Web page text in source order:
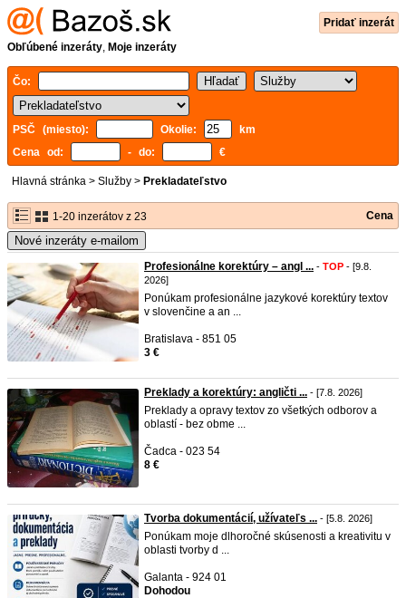
Pridať inzerát
Obľúbené inzeráty, Moje inzeráty
Čo:
PSČ (miesto): Okolie:
km
Cena od:
- do: €
Hlavná stránka > Služby > Prekladateľstvo
1-20 inzerátov z 23 Cena
Nové inzeráty e-mailom
Profesionálne korektúry – angl ... - TOP - [9.8.
2026]
Ponúkam profesionálne jazykové korektúry textov
v slovenčine a an ...
Bratislava - 851 05
3 €
Preklady a korektúry: angličti ... - [7.8. 2026]
Preklady a opravy textov zo všetkých odborov a
oblastí - bez obme ...
Čadca - 023 54
8 €
Tvorba dokumentácií, užívateľs ... - [5.8. 2026]
Ponúkam moje dlhoročné skúsenosti a kreativitu v
oblasti tvorby d ...
Galanta - 924 01
Dohodou